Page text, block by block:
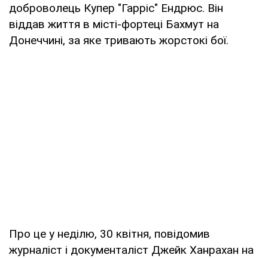
доброволець Купер "Гарріс" Ендрюс. Він
віддав життя в місті-фортеці Бахмут на
Донеччині, за яке тривають жорстокі бої.
Про це у неділю, 30 квітня, повідомив
журналіст і документаліст Джейк Ханрахан на